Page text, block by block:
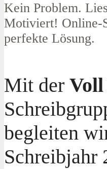
Kein Problem.
Motiviert! Online-
perfekte Lösung.
Mit der
begleiten
Schreibjahr